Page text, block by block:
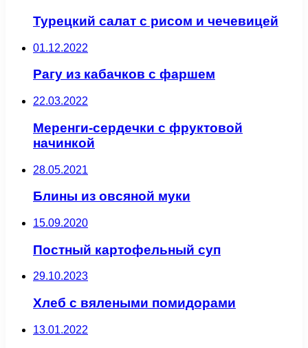
Турецкий салат с рисом и чечевицей
01.12.2022
Рагу из кабачков с фаршем
22.03.2022
Меренги-сердечки с фруктовой
начинкой
28.05.2021
Блины из овсяной муки
15.09.2020
Постный картофельный суп
29.10.2023
Хлеб с вялеными помидорами
13.01.2022